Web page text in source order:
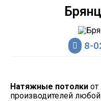
8-
Натяжные потолки
производителей